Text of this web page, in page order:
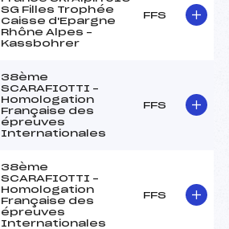
SG Filles Trophée
Caisse d'Epargne
Rhône Alpes –
Kassbohrer
FFS
38ème
SCARAFIOTTI –
Homologation
Française des
épreuves
Internationales
FFS
38ème
SCARAFIOTTI –
Homologation
Française des
épreuves
Internationales
FFS